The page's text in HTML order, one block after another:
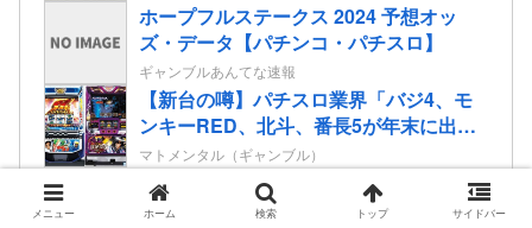
ホープフルステークス 2024 予想オッ
ズ・データ【パチンコ・パチスロ】
ギャンブルあんてな速報
【新台の噂】パチスロ業界「バジ4、モ
ンキーRED、北斗、番長5が年末に出る
ぞ！」←全部一緒に来てどうするんだ
よ！！！少しは分けろよ！
マトメンタル（ギャンブル）
メニュー ホーム 検索 トップ サイドバー